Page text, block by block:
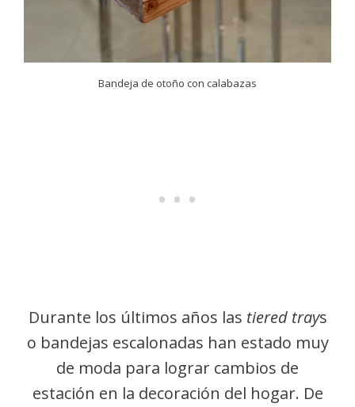
Bandeja de otoño con calabazas
Durante los últimos años las tiered trays
o bandejas escalonadas han estado muy
de moda para lograr cambios de
estación en la decoración del hogar. De